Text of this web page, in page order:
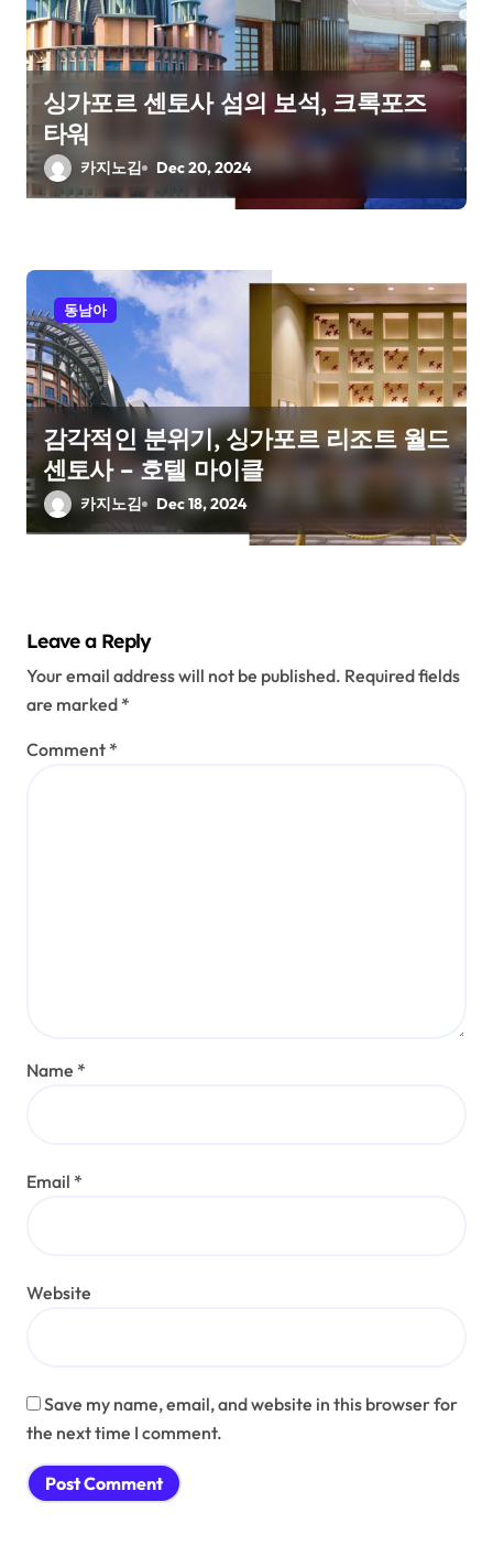
싱가포르 센토사 섬의 보석, 크록포즈
타워
카지노김 Dec 20, 2024
동남아
감각적인 분위기, 싱가포르 리조트 월드
센토사 – 호텔 마이클
카지노김 Dec 18, 2024
Leave a Reply
Your email address will not be published. Required fields
are marked *
Comment *
Name *
Email *
Website
Save my name, email, and website in this browser for
the next time I comment.